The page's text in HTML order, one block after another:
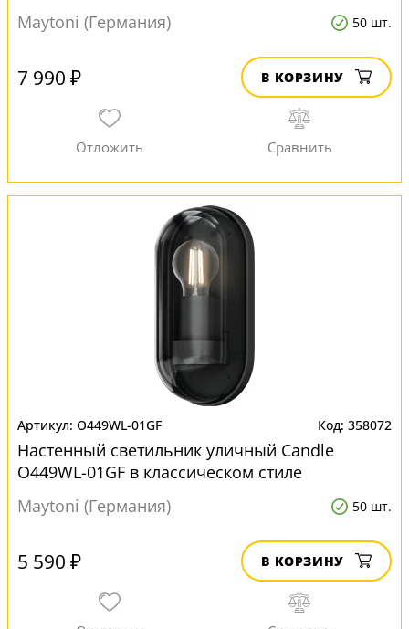
Maytoni (Германия)
50 шт.
7 990 ₽ В КОРЗИНУ
O449WL-01GF 358072
Настенный светильник уличный Candle
O449WL-01GF в классическом стиле
Maytoni (Германия)
50 шт.
5 590 ₽ В КОРЗИНУ